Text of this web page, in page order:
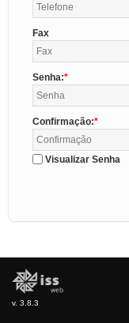
Fax
Senha:
Confirmação:
Visualizar Senha
v. 3.8.3